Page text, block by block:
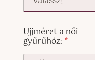
Ujjméret a női
gyűrűhöz: *